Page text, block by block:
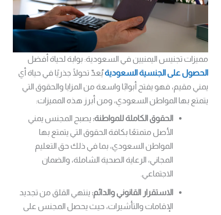
مميزات تجنيس اليمنيين في السعودية: بوابة لحياة أفضل
الحصول على الجنسية السعوديةيُعدّ تحولًا جذريًا في حياة أي
يمني مقيم، فهو يفتح أبوابًا واسعة من المزايا والحقوق التي
يتمتع بها المواطن السعودي، ومن أبرز هذه المميزات:
الحقوق الكاملة للمواطنة: يصبح المجنس يمني
الأصل متمتعًا بكافة الحقوق التي يتمتع بها
المواطن السعودي، بما في ذلك حق التعليم
المجاني، الرعاية الصحية الشاملة، والضمان
الاجتماعي.
الاستقرار القانوني والدائم: ينتهي القلق من تجديد
الإقامات والتأشيرات، حيث يحصل المجنس على